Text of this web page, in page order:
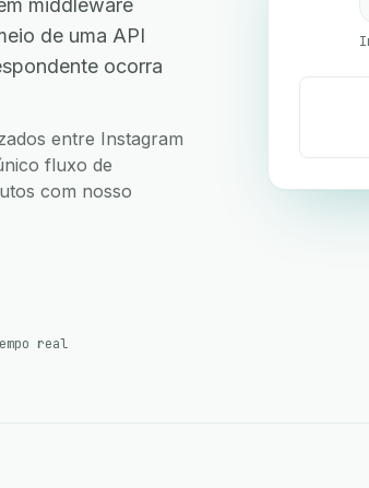
middleware
de uma API
ocorra
entre Instagram
fluxo de
com nosso
real